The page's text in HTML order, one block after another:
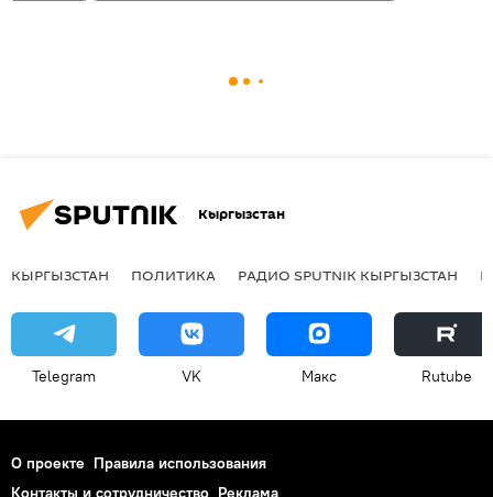
Кыргызстан
КЫРГЫЗСТАН ПОЛИТИКА РАДИО SPUTNIK КЫРГЫЗСТАН
Telegram VK Макс Rutube
О проекте Правила использования
Контакты и сотрудничество Реклама